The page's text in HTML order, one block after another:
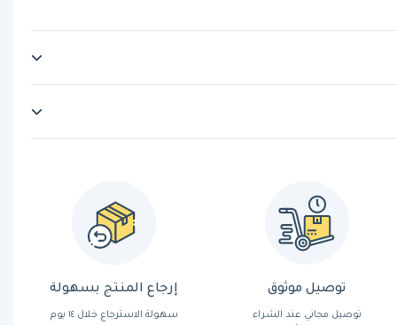
توصيل موثوق
توصيل مجاني عند الشراء
إرجاع المنتج بسهولة
سهولة الاسترجاع خلال ١٤ يوم